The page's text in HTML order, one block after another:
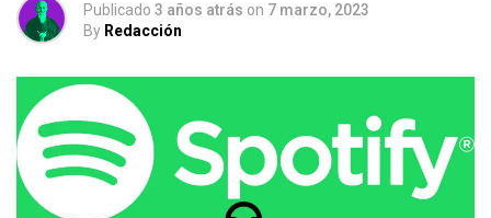
Publicado 3 años atrás on 7 marzo, 2023
By Redacción